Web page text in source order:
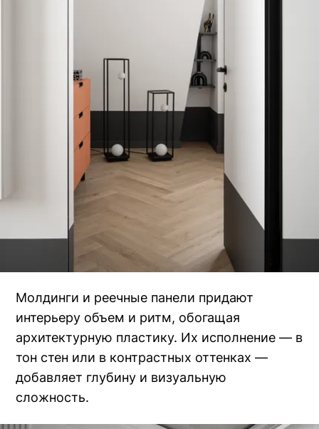
Молдинги и реечные панели придают
интерьеру объем и ритм, обогащая
архитектурную пластику. Их исполнение — в
тон стен или в контрастных оттенках —
добавляет глубину и визуальную
сложность.